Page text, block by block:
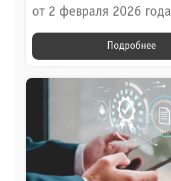
от 2 февраля 2026 года
Подробнее